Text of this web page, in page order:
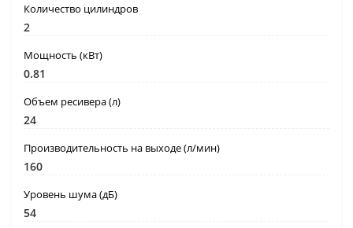
Количество цилиндров
2
Мощность (кВт)
0.81
Объем ресивера (л)
24
Производительность на выходе (л/мин)
160
Уровень шума (дБ)
54